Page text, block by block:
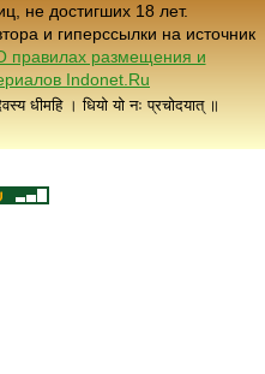
не достигших 18 лет.
и гиперссылки на источник
правилах размещения и
Indonet.Ru
धीमहि । धियो यो नः प्रचोदयात् ॥